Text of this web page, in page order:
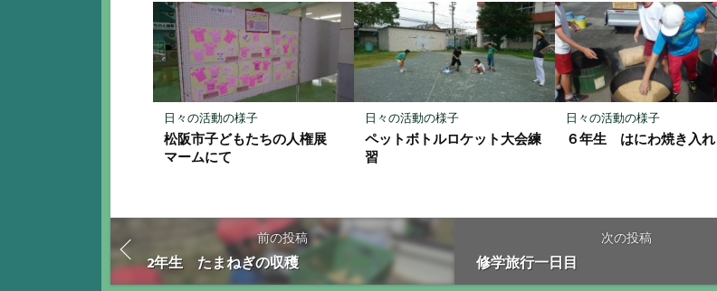
日々の活動の様子
松阪市子どもたちの人権展
マームにて
日々の活動の様子
ペットボトルロケット大会練
習
日々の活動の様子
６年生 はにわ焼き入れ
前の投稿
2年生 たまねぎの収穫
次の投稿
修学旅行一日目